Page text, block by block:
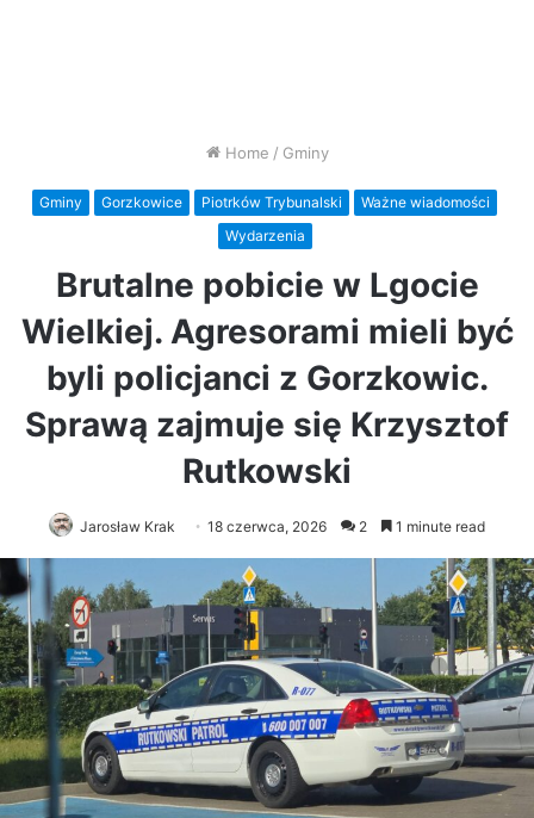
Home / Gminy
Gminy Gorzkowice Piotrków Trybunalski
Ważne wiadomości
Wydarzenia
Brutalne pobicie w Lgocie
Wielkiej. Agresorami mieli być
byli policjanci z Gorzkowic.
Sprawą zajmuje się Krzysztof
Rutkowski
Jarosław Krak 18 czerwca, 2026 2 1 minute read